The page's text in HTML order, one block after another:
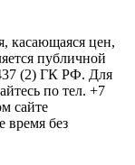
касающаяся цен,
публичной
(2) ГК РФ. Для
по тел. +7
сайте
время без